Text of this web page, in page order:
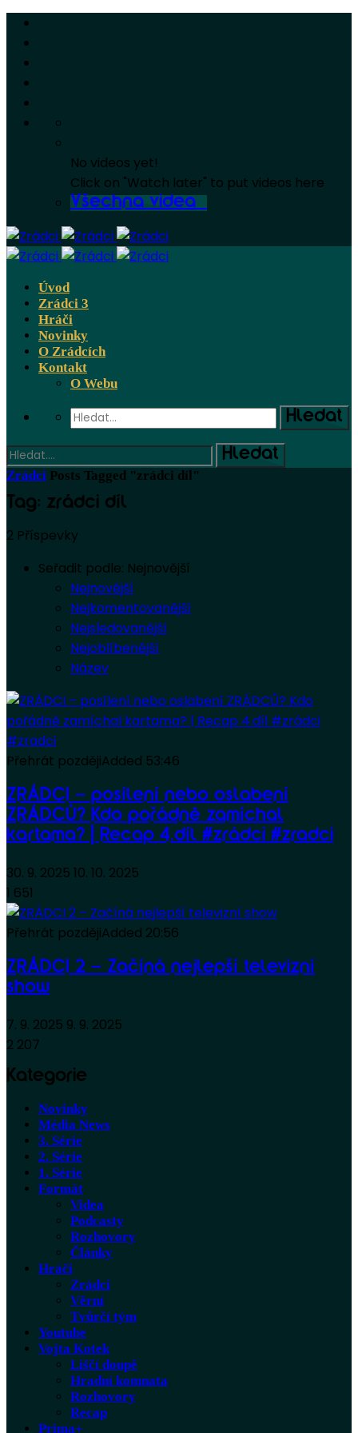
No videos yet!
Click on "Watch later" to put videos here
Všechna videa
Úvod
Zrádci 3
Hráči
Novinky
O Zrádcích
Kontakt
O Webu
Zrádci Posts Tagged "zrádci díl"
Tag: zrádci díl
2 Příspevky
Seřadit podle: Nejnovější
Nejnovější
Nejkomentovanější
Nejsledovanější
Nejoblíbenější
Název
Přehrát pozdějiAdded 53:46
ZRÁDCI – posílení nebo oslabení
ZRÁDCŮ? Kdo pořádně zamíchal
kartama? | Recap 4.díl #zrádci #zradci
30. 9. 2025 10. 10. 2025
1 651
Přehrát pozdějiAdded 20:56
ZRÁDCI 2 – Začíná nejlepší televizní
show
7. 9. 2025 9. 9. 2025
2 207
Kategorie
Novinky
Média News
3. Série
2. Série
1. Série
Formát
Videa
Podcasty
Rozhovory
Články
Hráči
Zrádci
Věrní
Tvůrčí tým
Youtube
Vojta Kotek
Liščí doupě
Hradní komnata
Rozhovory
Recap
Prima+